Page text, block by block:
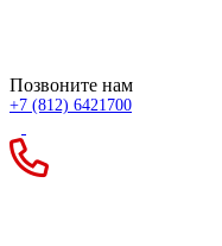
Позвоните нам
+7 (812) 6421700